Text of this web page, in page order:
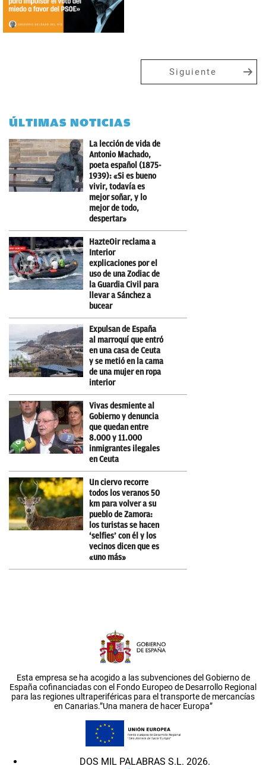
Siguiente
ÚLTIMAS NOTICIAS
La lección de vida de
Antonio Machado,
poeta español (1875-
1939): «Si es bueno
vivir, todavía es
mejor soñar, y lo
mejor de todo,
despertar»
HazteOir reclama a
Interior
explicaciones por el
uso de una Zodiac de
la Guardia Civil para
llevar a Sánchez a
bucear
Expulsan de España
al marroquí que entró
en una casa de Ceuta
y se metió en la cama
de una mujer en ropa
interior
Vivas desmiente al
Gobierno y denuncia
que quedan entre
8.000 y 11.000
inmigrantes ilegales
en Ceuta
Un ciervo recorre
todos los veranos 50
km para volver a su
pueblo de Zamora:
los turistas se hacen
‘selfies’ con él y los
vecinos dicen que es
«uno más»
Esta empresa se ha acogido a las subvenciones del Gobierno de
España cofinanciadas con el Fondo Europeo de Desarrollo Regional
para las regiones ultraperiféricas para el transporte de mercancías
en Canarias.”Una manera de hacer Europa”
DOS MIL PALABRAS S.L. 2026.